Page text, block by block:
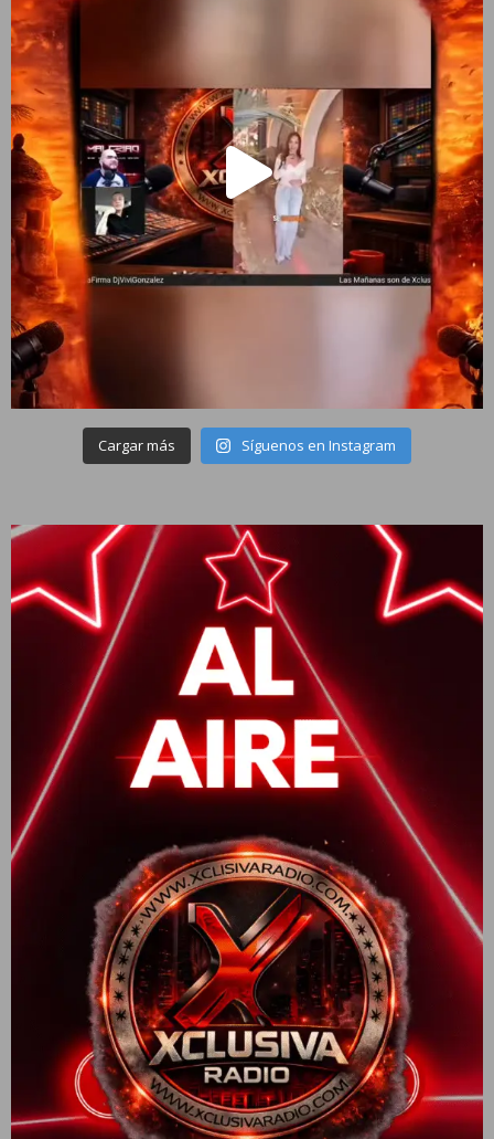
Cargar más Síguenos en Instagram